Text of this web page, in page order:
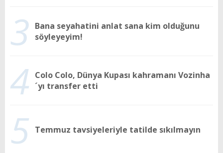
3 Bana seyahatini anlat sana kim olduğunu
söyleyeyim!
4 Colo Colo, Dünya Kupası kahramanı Vozinha
´yı transfer etti
5 Temmuz tavsiyeleriyle tatilde sıkılmayın